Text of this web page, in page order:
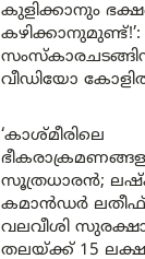
കുളിക്കാനും
കഴിക്കാനുമുണ്ട്!’:
വീഡിയോ
‘കാശ്മീരിലെ
സൂത്രധാരൻ;
കമാൻഡർ ലതീഫ്
വലവീശി
തലയ്ക്ക് 15